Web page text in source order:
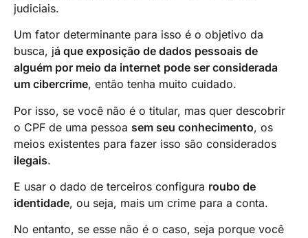
judiciais.
Um fator determinante para isso é o objetivo da
busca, já que exposição de dados pessoais de
alguém por meio da internet pode ser considerada
um cibercrime, então tenha muito cuidado.
Por isso, se você não é o titular, mas quer descobrir
o CPF de uma pessoa sem seu conhecimento, os
meios existentes para fazer isso são considerados
ilegais.
E usar o dado de terceiros configura roubo de
identidade, ou seja, mais um crime para a conta.
No entanto, se esse não é o caso, seja porque você